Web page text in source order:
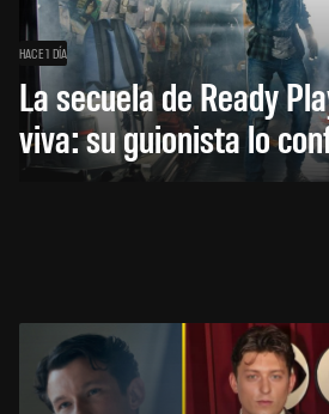
HACE 1 DÍA
La secuela de Ready
viva: su guionista lo